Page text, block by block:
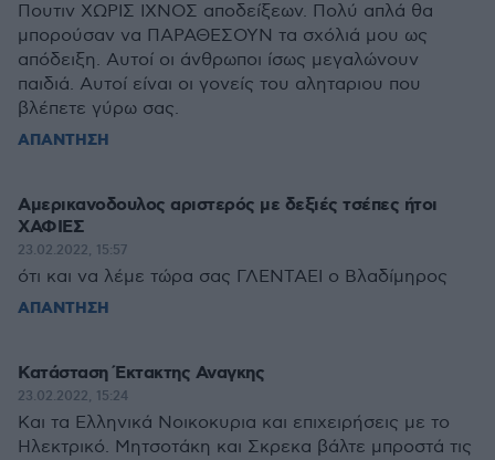
Πουτιν ΧΩΡΙΣ ΙΧΝΟΣ αποδείξεων. Πολύ απλά θα
μπορούσαν να ΠΑΡΑΘΕΣΟΥΝ τα σχόλιά μου ως
απόδειξη. Αυτοί οι άνθρωποι ίσως μεγαλώνουν
παιδιά. Αυτοί είναι οι γονείς του αληταριου που
βλέπετε γύρω σας.
ΑΠΑΝΤΗΣΗ
Αμερικανοδουλος αριστερός με δεξιές τσέπες ήτοι
ΧΑΦΙΕΣ
23.02.2022, 15:57
ότι και να λέμε τώρα σας ΓΛΕΝΤΑΕΙ ο Βλαδίμηρος
ΑΠΑΝΤΗΣΗ
Κατάσταση Έκτακτης Αναγκης
23.02.2022, 15:24
Και τα Ελληνικά Νοικοκυρια και επιχειρήσεις με το
Ηλεκτρικό. Μητσοτάκη και Σκρεκα βάλτε μπροστά τις